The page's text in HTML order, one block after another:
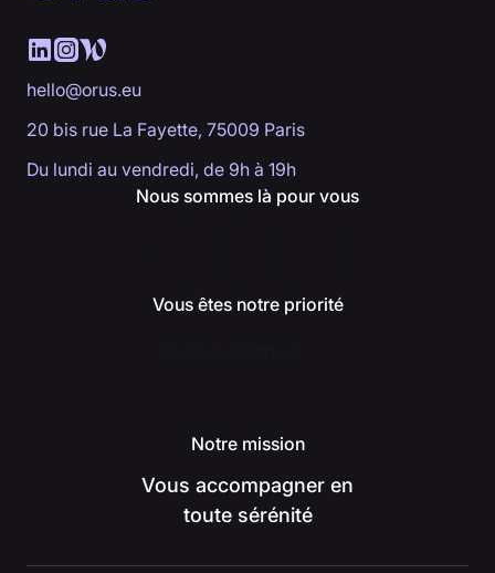
hello@orus.eu
20 bis rue La Fayette, 75009 Paris
Du lundi au vendredi, de 9h à 19h
Nous sommes là pour vous
Vous êtes notre priorité
Notre mission
Vous accompagner en
toute sérénité